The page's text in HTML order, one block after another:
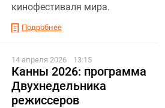
кинофестиваля мира.
Подробнее
14 апреля 2026 13:15
Канны 2026: программа
Двухнедельника
режиссеров